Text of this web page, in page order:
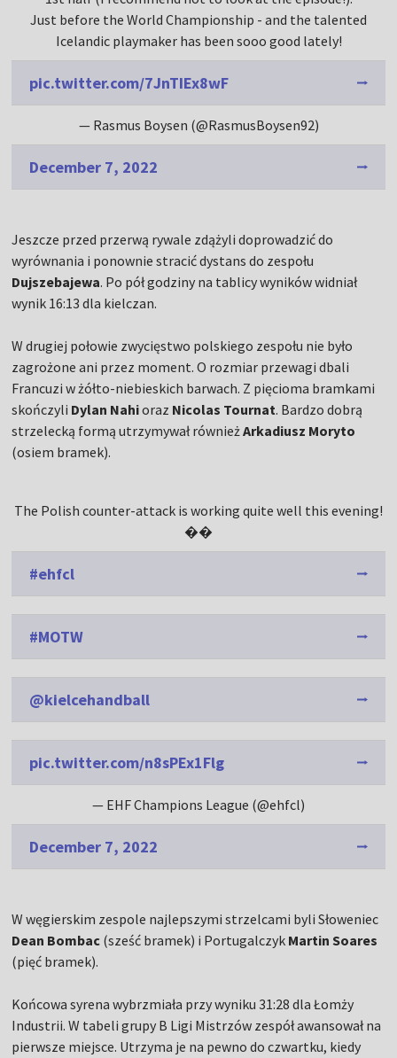
Just before the World Championship - and the talented
Icelandic playmaker has been sooo good lately!
pic.twitter.com/7JnTIEx8wF
— Rasmus Boysen (@RasmusBoysen92)
December 7, 2022
Jeszcze przed przerwą rywale zdążyli doprowadzić do
wyrównania i ponownie stracić dystans do zespołu
Dujszebajewa. Po pół godziny na tablicy wyników widniał
wynik 16:13 dla kielczan.
W drugiej połowie zwycięstwo polskiego zespołu nie było
zagrożone ani przez moment. O rozmiar przewagi dbali
Francuzi w żółto-niebieskich barwach. Z pięcioma bramkami
skończyli Dylan Nahioraz Nicolas Tournat. Bardzo dobrą
strzelecką formą utrzymywał równieżArkadiusz Moryto
(osiem bramek).
The Polish counter-attack is working quite well this evening!
��
#ehfcl
#MOTW
@kielcehandball
pic.twitter.com/n8sPEx1Flg
— EHF Champions League (@ehfcl)
December 7, 2022
W węgierskim zespole najlepszymi strzelcami byli Słoweniec
Dean Bombac (sześć bramek) i Portugalczyk Martin Soares
(pięć bramek).
Końcowa syrena wybrzmiała przy wyniku 31:28 dla Łomży
Industrii. W tabeli grupy B Ligi Mistrzów zespół awansował na
pierwsze miejsce. Utrzyma je na pewno do czwartku, kiedy